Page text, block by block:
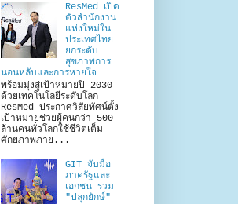
ResMed เปิด
ตัวสำนักงาน
แห่งใหม่ใน
ประเทศไทย
ยกระดับ
สุขภาพการ
นอนหลับและการหายใจ
พร้อมมุ่งสู่เป้าหมายปี 2030
ด้วยเทคโนโลยีระดับโลก
ResMed ประกาศวิสัยทัศน์ตั้ง
เป้าหมายช่วยผู้คนกว่า 500
ล้านคนทั่วโลกใช้ชีวิตเต็ม
ศักยภาพภาย...
GIT จับมือ
ภาครัฐและ
เอกชน ร่วม
"ปลุกยักษ์"